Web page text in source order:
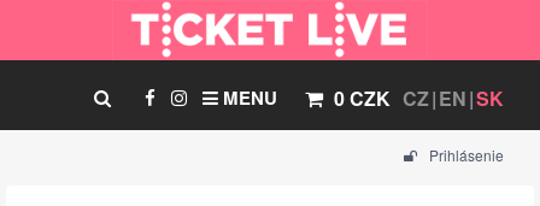
CZ EN SK
0 CZK
MENU
Prihlásenie